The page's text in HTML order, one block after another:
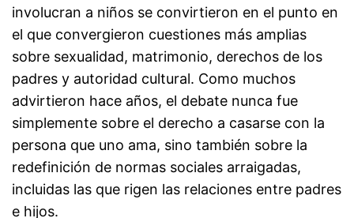
involucran a niños se convirtieron en el punto en
el que convergieron cuestiones más amplias
sobre sexualidad, matrimonio, derechos de los
padres y autoridad cultural. Como muchos
advirtieron hace años, el debate nunca fue
simplemente sobre el derecho a casarse con la
persona que uno ama, sino también sobre la
redefinición de normas sociales arraigadas,
incluidas las que rigen las relaciones entre padres
e hijos.